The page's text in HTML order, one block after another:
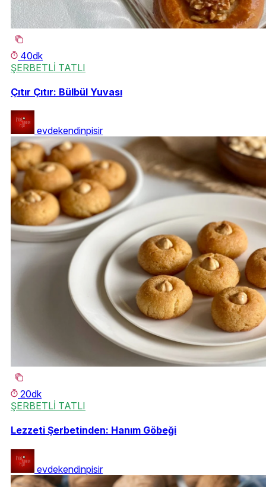
40dk
ŞERBETLİ TATLI
Çıtır Çıtır: Bülbül Yuvası
evdekendinpisir
20dk
ŞERBETLİ TATLI
Lezzeti Şerbetinden: Hanım Göbeği
evdekendinpisir